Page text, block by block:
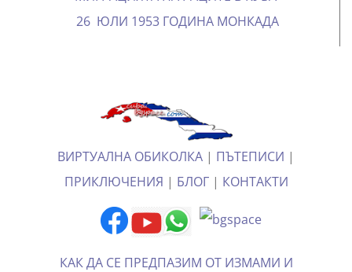
26 ЮЛИ 1953 ГОДИНА МОНКАДА
ВИРТУАЛНА ОБИКОЛКА | ПЪТЕПИСИ |
ПРИКЛЮЧЕНИЯ | БЛОГ| КОНТАКТИ
КАК ДА СЕ ПРЕДПАЗИМ ОТ ИЗМАМИ И